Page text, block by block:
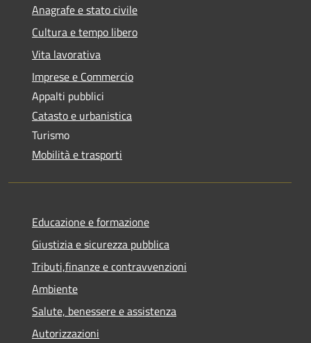
Anagrafe e stato civile
Cultura e tempo libero
Vita lavorativa
Imprese e Commercio
Appalti pubblici
Catasto e urbanistica
Turismo
Mobilità e trasporti
Educazione e formazione
Giustizia e sicurezza pubblica
Tributi,finanze e contravvenzioni
Ambiente
Salute, benessere e assistenza
Autorizzazioni